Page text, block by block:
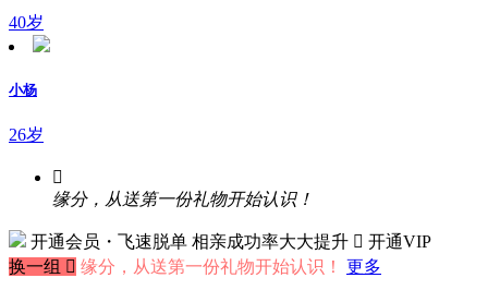
40岁
小杨
26岁

缘分，从送第一份礼物开始认识！
开通会员・飞速脱单 相亲成功率大大提升  开通VIP
换一组  缘分，从送第一份礼物开始认识！ 更多